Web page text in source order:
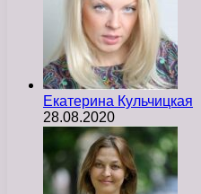
Екатерина Кульчицкая
28.08.2020